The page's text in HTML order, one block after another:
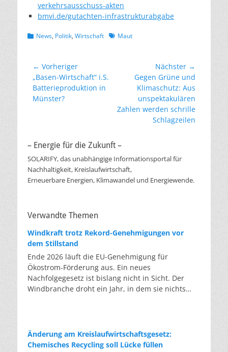
verkehrsausschuss-akten
bmvi.de/gutachten-infrastrukturabgabe
Kategorien
News, Politik, Wirtschaft Schlagworte
Maut
Beitragsnavigation
← Vorheriger
Vorheriger
Beitrag:
„Basen-Wirtschaft“ i.S.
Batterieproduktion in
Münster?
Nächster →
Nächster
Beitrag:
Gegen Grüne und
Klimaschutz: Aus
unspektakulären
Zahlen werden schrille
Schlagzeilen
– Energie für die Zukunft –
SOLARIFY, das unabhängige Informationsportal für
Nachhaltigkeit, Kreislaufwirtschaft,
Erneuerbare Energien, Klimawandel und Energiewende.
Verwandte Themen
Windkraft trotz Rekord-Genehmigungen vor
dem Stillstand
Ende 2026 läuft die EU-Genehmigung für
Ökostrom-Förderung aus. Ein neues
Nachfolgegesetz ist bislang nicht in Sicht. Der
Windbranche droht ein Jahr, in dem sie nichts
die Verfahren laufen heute deutlich schneller. Die
Halbjahresbilanz der Branche bestätigt dieses
Änderung am Kreislaufwirtschaftsgesetz:
Chemisches Recycling soll Lücke füllen